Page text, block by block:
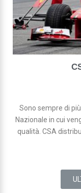
Sono sempre di
Nazionale in cui
qualità. CSA